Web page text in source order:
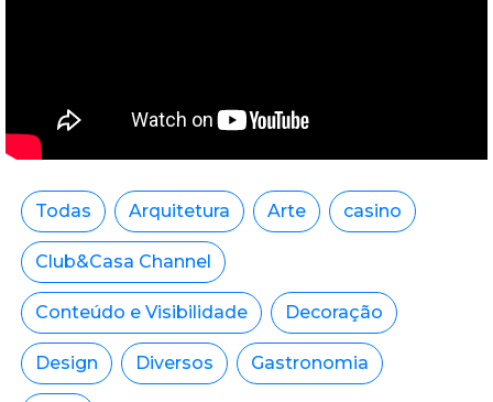
Todas Arquitetura Arte casino
Club&Casa Channel
Conteúdo e Visibilidade Decoração
Design Diversos Gastronomia